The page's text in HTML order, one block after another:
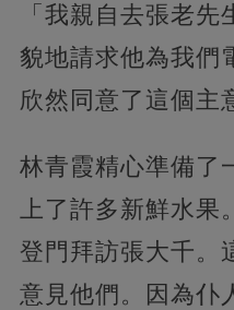
「我親自去張老
貌地請求他為我們
欣然同意了這個主
林青霞精心準備了
上了許多新鮮水果
登門拜訪張大千。
意見他們。因為仆